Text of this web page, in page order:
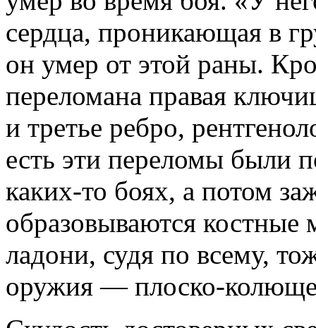
сердца, проникающая в
он умер от этой раны.
переломана правая
и третье ребро,
есть эти переломы были
каких-то боях, а потом
образовываются
ладони, судя по всему,
оружия — плоско-